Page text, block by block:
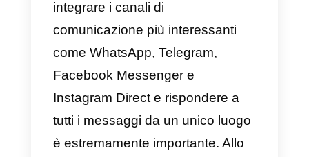
attraverso i social network senza
doverli inserire nella stessa
piattaforma. In altre parole,
attraverso il nostro CRM
possiamo interagire facilmente